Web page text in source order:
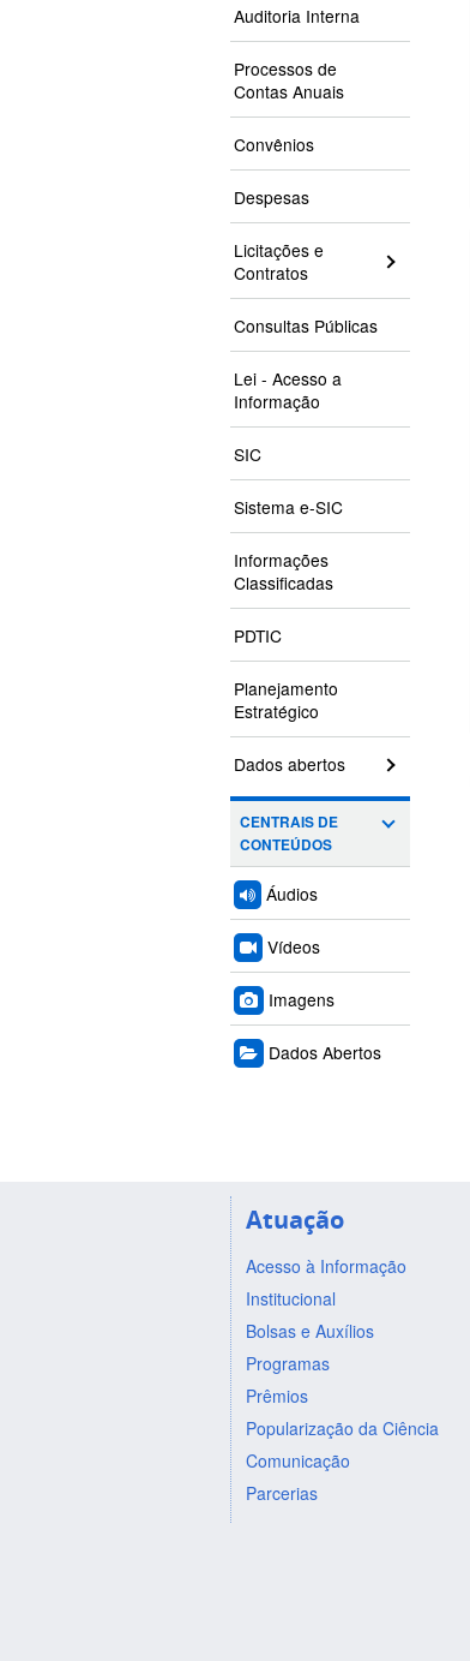
Auditoria Interna
Processos de
Contas Anuais
Convênios
Despesas
Licitações e
Contratos
Consultas Públicas
Lei - Acesso a
Informação
SIC
Sistema e-SIC
Informações
Classificadas
PDTIC
Planejamento
Estratégico
Dados abertos
CENTRAIS DE
CONTEÚDOS
Áudios
Vídeos
Imagens
Dados Abertos
Atuação
Acesso à Informação
Institucional
Bolsas e Auxílios
Programas
Prêmios
Popularização da Ciência
Comunicação
Parcerias